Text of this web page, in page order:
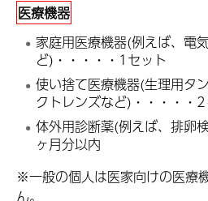
医療機器
家庭用医療機器(例えば、電
ど)・・・・・1セット
使い捨て医療機器(生理用タ
クトレンズなど)・・・・・
体外用診断薬(例えば、排卵
ヶ月分以内
※一般の個人は医家向けの医療
ん。